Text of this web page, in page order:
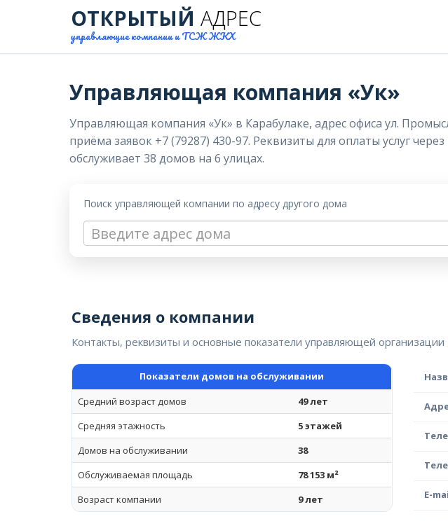
ОТКРЫТЫЙ АДРЕС
управляющие компании и ТСЖ ЖКХ
Управляющая компания «Ук»
Управляющая компания «Ук» в Карабулаке, адрес офиса ул.
приёма заявок +7 (79287) 430-97. Реквизиты для оплаты услуг
обслуживает 38 домов на 6 улицах.
Поиск управляющей компании по адресу другого дома
Сведения о компании
Контакты, реквизиты и основные показатели управляющей организации
Показатели домов на обслуживании
Средний возраст домов
49 лет
Средняя этажность
5 этажей
Домов на обслуживании
38
Обслуживаемая площадь
78 153 м²
Возраст компании
9 лет E-